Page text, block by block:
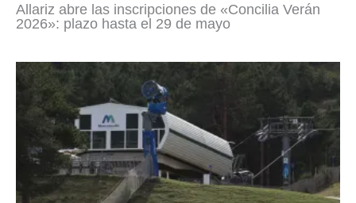
Allariz abre las inscripciones de «Concilia Verán
2026»: plazo hasta el 29 de mayo